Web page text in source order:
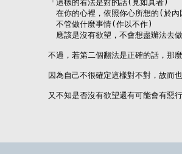
「這樣的看法是對的話(見如真者)
在你的心裡，依照你心所想的(於
不管做什麼事情(作以不作)
應該是沒有欲望，不會想盡辦法去
不過，若第二個翻法是正確的話，那
因為自己不很確定這樣對不對，故而
又不知是否沒有欲望還有可能會有惡